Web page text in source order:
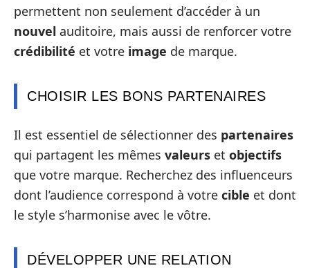
permettent non seulement d’accéder à un
nouvel auditoire, mais aussi de renforcer votre
crédibilité et votre image de marque.
CHOISIR LES BONS PARTENAIRES
Il est essentiel de sélectionner des partenaires
qui partagent les mêmes valeurs et objectifs
que votre marque. Recherchez des influenceurs
dont l’audience correspond à votre cible et dont
le style s’harmonise avec le vôtre.
DÉVELOPPER UNE RELATION